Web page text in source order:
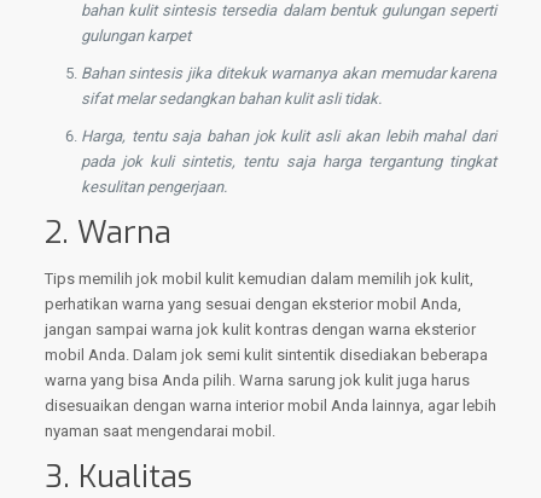
bahan kulit sintesis tersedia dalam bentuk gulungan seperti
gulungan karpet
Bahan sintesis jika ditekuk warnanya akan memudar karena
sifat melar sedangkan bahan kulit asli tidak.
Harga, tentu saja bahan jok kulit asli akan lebih mahal dari
pada jok kuli sintetis, tentu saja harga tergantung tingkat
kesulitan pengerjaan.
2. Warna
Tips memilih jok mobil kulit kemudian dalam memilih jok kulit,
perhatikan warna yang sesuai dengan eksterior mobil Anda,
jangan sampai warna jok kulit kontras dengan warna eksterior
mobil Anda. Dalam jok semi kulit sintentik disediakan beberapa
warna yang bisa Anda pilih. Warna sarung jok kulit juga harus
disesuaikan dengan warna interior mobil Anda lainnya, agar lebih
nyaman saat mengendarai mobil.
3. Kualitas